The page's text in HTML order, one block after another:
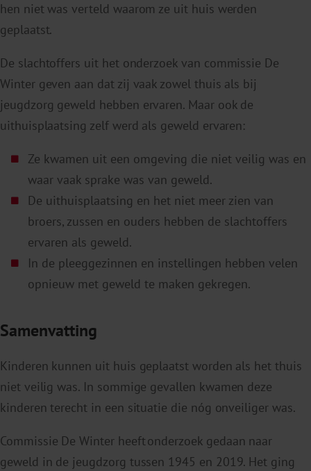
hen niet was verteld waarom ze uit huis werden
geplaatst.
De slachtoffers uit het onderzoek van commissie De
Winter geven aan dat zij vaak zowel thuis als bij
jeugdzorg geweld hebben ervaren. Maar ook de
uithuisplaatsing zelf werd als geweld ervaren:
Ze kwamen uit een omgeving die niet veilig was en
waar vaak sprake was van geweld.
De uithuisplaatsing en het niet meer zien van
broers, zussen en ouders hebben de slachtoffers
ervaren als geweld.
In de pleeggezinnen en instellingen hebben velen
opnieuw met geweld te maken gekregen.
Samenvatting
Kinderen kunnen uit huis geplaatst worden als het thuis
niet veilig was. In sommige gevallen kwamen deze
kinderen terecht in een situatie die nóg onveiliger was.
Commissie De Winter heeft onderzoek gedaan naar
geweld in de jeugdzorg tussen 1945 en 2019. Het ging